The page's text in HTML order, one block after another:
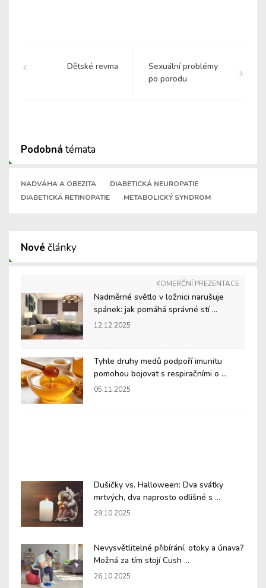
Dětské revma
Sexuální problémy
po porodu
Podobná témata
NADVÁHA A OBEZITA
DIABETICKÁ NEUROPATIE
DIABETICKÁ RETINOPATIE
METABOLICKÝ SYNDROM
Nové články
KOMERČNÍ PREZENTACE
Nadměrné světlo v ložnici narušuje
spánek: jak pomáhá správné stí ...
12.12.2025
Tyhle druhy medů podpoří imunitu
pomohou bojovat s respiračními o ...
05.11.2025
Dušičky vs. Halloween: Dva svátky
mrtvých, dva naprosto odlišné s ...
29.10.2025
Nevysvětlitelné přibírání, otoky a únava?
Možná za tím stojí Cush ...
26.10.2025